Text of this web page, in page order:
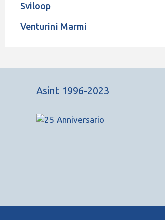
Sviloop
Venturini Marmi
Asint 1996-2023